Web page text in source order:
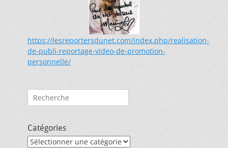
https://lesreportersdunet.com/index.php/realisation-
de-publi-reportage-video-de-promotion-
personnelle/
Rechercher :
Catégories
Catégories